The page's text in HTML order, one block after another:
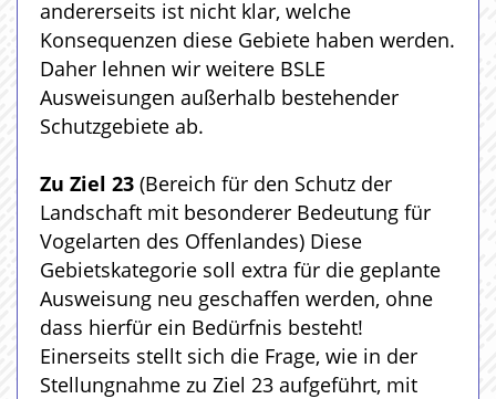
andererseits ist nicht klar, welche
Konsequenzen diese Gebiete haben werden.
Daher lehnen wir weitere BSLE
Ausweisungen außerhalb bestehender
Schutzgebiete ab.
Zu Ziel 23 (Bereich für den Schutz der
Landschaft mit besonderer Bedeutung für
Vogelarten des Offenlandes) Diese
Gebietskategorie soll extra für die geplante
Ausweisung neu geschaffen werden, ohne
dass hierfür ein Bedürfnis besteht!
Einerseits stellt sich die Frage, wie in der
Stellungnahme zu Ziel 23 aufgeführt, mit